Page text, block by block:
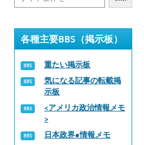
各種主要BBS（掲示板）
重たい掲示板
気になる記事の転載掲
示板
<アメリカ政治情報メモ
>
日本政界●情報メモ